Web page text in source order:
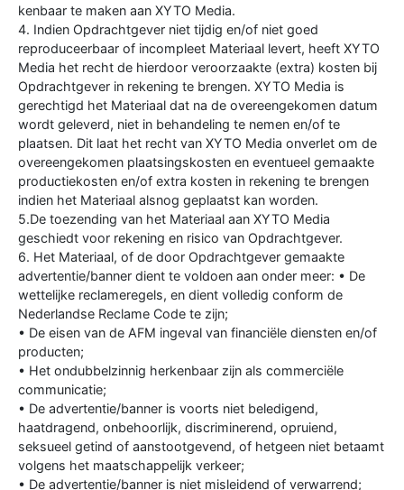
kenbaar te maken aan XYTO Media.
4. Indien Opdrachtgever niet tijdig en/of niet goed
reproduceerbaar of incompleet Materiaal levert, heeft XYTO
Media het recht de hierdoor veroorzaakte (extra) kosten bij
Opdrachtgever in rekening te brengen. XYTO Media is
gerechtigd het Materiaal dat na de overeengekomen datum
wordt geleverd, niet in behandeling te nemen en/of te
plaatsen. Dit laat het recht van XYTO Media onverlet om de
overeengekomen plaatsingskosten en eventueel gemaakte
productiekosten en/of extra kosten in rekening te brengen
indien het Materiaal alsnog geplaatst kan worden.
5.De toezending van het Materiaal aan XYTO Media
geschiedt voor rekening en risico van Opdrachtgever.
6. Het Materiaal, of de door Opdrachtgever gemaakte
advertentie/banner dient te voldoen aan onder meer: • De
wettelijke reclameregels, en dient volledig conform de
Nederlandse Reclame Code te zijn;
• De eisen van de AFM ingeval van financiële diensten en/of
producten;
• Het ondubbelzinnig herkenbaar zijn als commerciële
communicatie;
• De advertentie/banner is voorts niet beledigend,
haatdragend, onbehoorlijk, discriminerend, opruiend,
seksueel getind of aanstootgevend, of hetgeen niet betaamt
volgens het maatschappelijk verkeer;
• De advertentie/banner is niet misleidend of verwarrend;